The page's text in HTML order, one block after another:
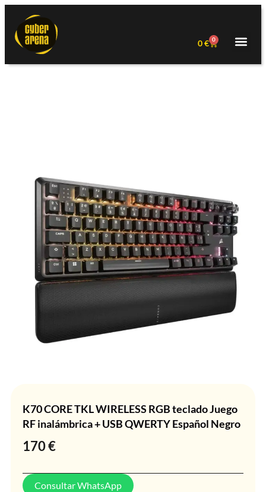
0€ 0
K70 CORE TKL WIRELESS RGB teclado Juego
RF inalámbrica + USB QWERTY Español Negro
170€
Consultar WhatsApp